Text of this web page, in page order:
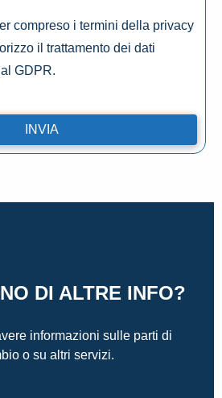
compreso i termini della privacy
il trattamento dei dati
GDPR.
DI ALTRE INFO?
informazioni sulle parti di
o su altri servizi.